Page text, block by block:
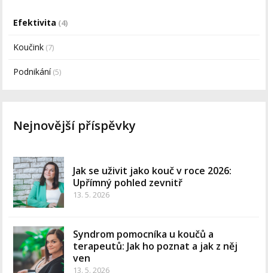
Efektivita (4)
Koučink (7)
Podnikání(5)
Nejnovější příspěvky
Jak se uživit jako kouč v roce 2026:
Upřímný pohled zevnitř
13. 5. 2026
Syndrom pomocníka u koučů a
terapeutů: Jak ho poznat a jak z něj
ven
13. 5. 2026